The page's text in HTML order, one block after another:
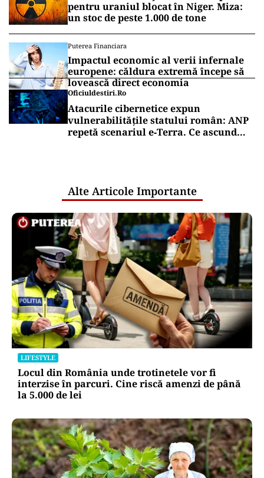
pentru uraniul blocat în Niger. Miza:
un stoc de peste 1.000 de tone
Puterea Financiara
Impactul economic al verii infernale
europene: căldura extremă începe să
lovească direct economia
Oficiuldestiri.ro
Atacurile cibernetice expun
vulnerabilitățile statului român: ANP
repetă scenariul e‑Terra. Ce ascund
Alte Articole Importante
LIFESTYLE
Locul din România unde trotinetele vor fi
interzise în parcuri. Cine riscă amenzi de până
la 5.000 de lei